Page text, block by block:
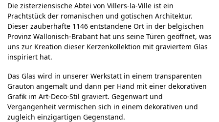
Die zisterziensische Abtei von Villers-la-Ville ist ein
Prachtstück der romanischen und gotischen Architektur.
Dieser zauberhafte 1146 entstandene Ort in der belgischen
Provinz Wallonisch-Brabant hat uns seine Türen geöffnet, was
uns zur Kreation dieser Kerzenkollektion mit graviertem Glas
inspiriert hat.
Das Glas wird in unserer Werkstatt in einem transparenten
Grauton angemalt und dann per Hand mit einer dekorativen
Grafik im Art-Deco-Stil graviert. Gegenwart und
Vergangenheit vermischen sich in einem dekorativen und
zugleich einzigartigen Gegenstand.